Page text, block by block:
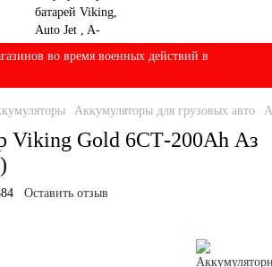
во время военных действий в
Аккумуляторы для грузовых авто
Viking Gold 6СТ-200Ah Аз
Оставить отзыв